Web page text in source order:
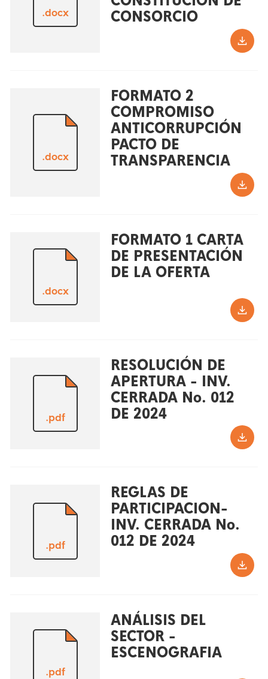
.docx
CONSORCIO
.docx
FORMATO 2
COMPROMISO
ANTICORRUPCIÓN
PACTO DE
TRANSPARENCIA
.docx
FORMATO 1 CARTA
DE PRESENTACIÓN
DE LA OFERTA
.pdf
RESOLUCIÓN DE
APERTURA - INV.
CERRADA No. 012
DE 2024
.pdf
REGLAS DE
PARTICIPACION-
INV. CERRADA No.
012 DE 2024
.pdf
ANÁLISIS DEL
SECTOR -
ESCENOGRAFIA